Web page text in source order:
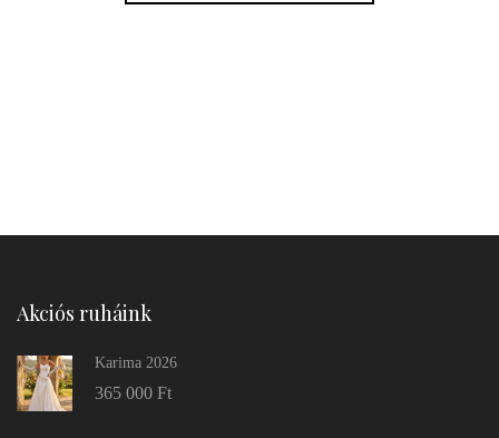
Akciós ruháink
Karima 2026
365 000 Ft